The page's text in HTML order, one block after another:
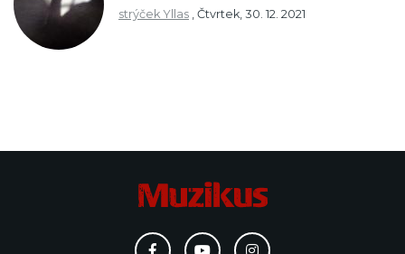
strýček Yllas , Čtvrtek, 30. 12. 2021